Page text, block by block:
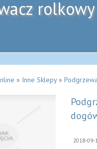
» Inne Sklepy»
2018-09-